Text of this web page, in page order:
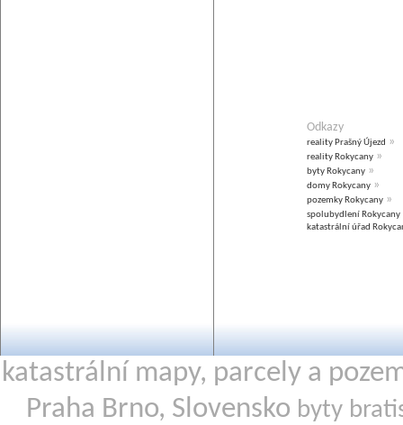
Odkazy
reality Prašný Újezd »
reality Rokycany »
byty Rokycany »
domy Rokycany »
pozemky Rokycany »
spolubydlení Rokycany
katastrální úřad
katastrální mapy, parcely a
Praha Brno, Slovensko byty